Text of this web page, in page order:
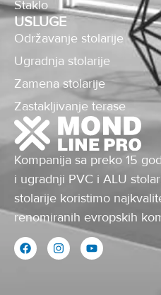
Staklo
USLUGE
Održavanje stolarije
Ugradnja stolarije
Zamena stolarije
Zastakljivanje terase
Kompanija sa preko 15
i ugradnji PVC i ALU
stolarije koristimo
renomiranih evropskih